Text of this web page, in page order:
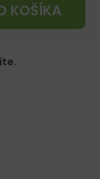
KOŠÍKA